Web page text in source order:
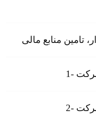
منابع مالی
-1
-2